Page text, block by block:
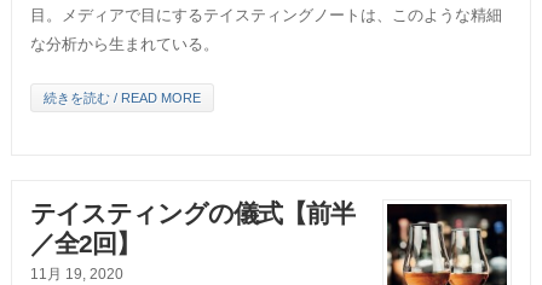
目。メディアで目にするテイスティングノートは、このような精細
な分析から生まれている。
続きを読む / READ MORE
テイスティングの儀式【前半
／全2回】
11月 19, 2020